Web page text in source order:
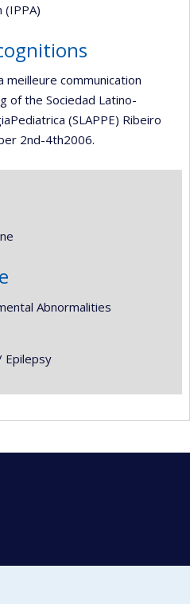
(IPPA)
meilleure communication
of the Sociedad Latino-
(SLAPPE) Ribeiro
2nd-4th2006.
Abnormalities
Epilepsy